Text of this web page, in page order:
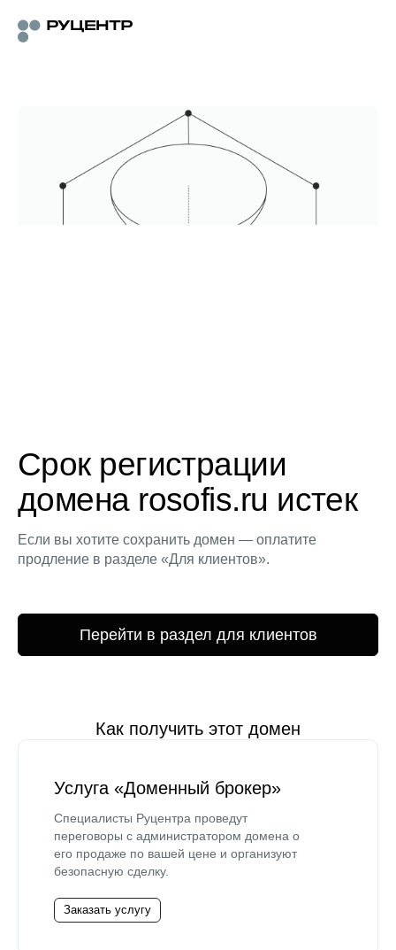
Срок регистрации
домена rosofis.ru истек
Если вы хотите сохранить домен — оплатите
продление в разделе «Для клиентов».
Перейти в раздел для клиентов
Как получить этот домен
Услуга «Доменный брокер»
Специалисты Руцентра проведут
переговоры с администратором домена о
его продаже по вашей цене и организуют
безопасную сделку.
Заказать услугу